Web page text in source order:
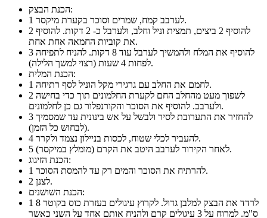
הכנת הבצק:
1
לערבב קמח, שמרים וסוכר בקערת מיקסר.
2
את קוביות החמאה אחת אחת.
3
לפחות 4 שעות (רצוי למשך הלילה).
הכנת המלית:
1
לחמם את החלב עם גרגירי מקל הוניל לסף רתיחה.
2
ולערבב. להוסיף את הסוכר והקורנפלור גם כן לחלמונים.
3
(לבחוש כל הזמן).
4
להעביר לכלי שטוח, לכסות בניילון נצמד ולקרר.
5
לאחר הקירור לערבב היטב את הקרם (מומלץ במיקסר).
הכנת הזיגוג:
1
להרתיח את הסוכר והמים רק עד להמסת הסוכר.
2
לצנן.
הכנת השושנים:
1
ס"מ. למרוח על 3 עיגולים קרם ולהניח אותם אחד על השני כאשר